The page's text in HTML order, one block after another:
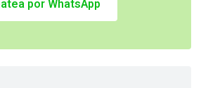
por WhatsApp